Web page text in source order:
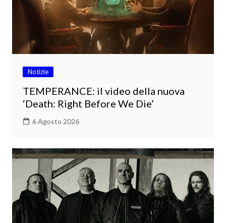
Notizie
TEMPERANCE: il video della nuova
‘Death: Right Before We Die’
6 Agosto 2026